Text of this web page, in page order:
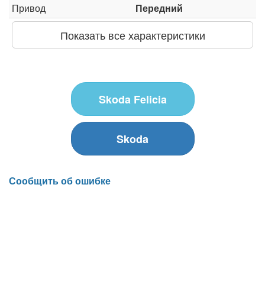
Привод
Передний
Показать все характеристики
Skoda Felicia
Skoda
Сообщить об ошибке